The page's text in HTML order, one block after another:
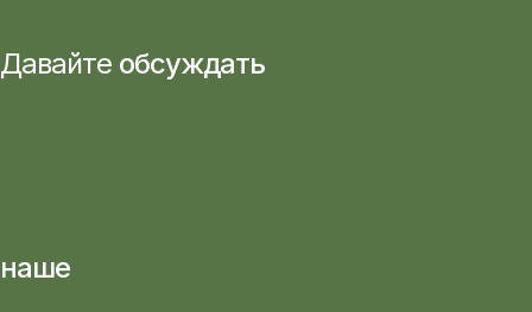
Давайте обсуждать
наше